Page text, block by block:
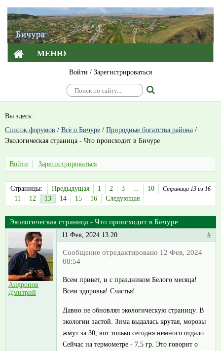
МЕНЮ
Войти / Зарегистрироваться
Вы здесь:
Список форумов / Всё о Бичуре / Природные богатства района /
Экологическая страница - Что происходит в Бичуре
Войти Зарегистрироваться
Страница 13 из 16
Страницы: Предыдущая 1 2 3 ...
10
11
12 13 14 15 16 Следующая
Экологическая страница - Что происходит в Бичуре
Андронов
Дмитрий
11 Фев, 2024 13:20 #
Сообщение отредактировано 12 Фев, 2024
08:54
Всем привет, и с праздником Белого месяца!
Всем здоровья! Счастья!
Давно не обновлял экологическую страницу. В
экологии застой. Зима выдалась крутая, морозы
жмут за 30, вот только сегодня немного отдало.
Сейчас на термометре - 7,5 гр. Это говорит о